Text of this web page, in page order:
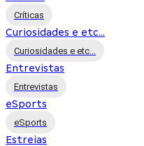
Críticas
Curiosidades e etc...
Curiosidades e etc...
Entrevistas
Entrevistas
eSports
eSports
Estreias